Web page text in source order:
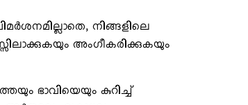
നിങ്ങളിലെ
അംഗീകരിക്കുകയും
ഭാവിയെയും കുറിച്ച്